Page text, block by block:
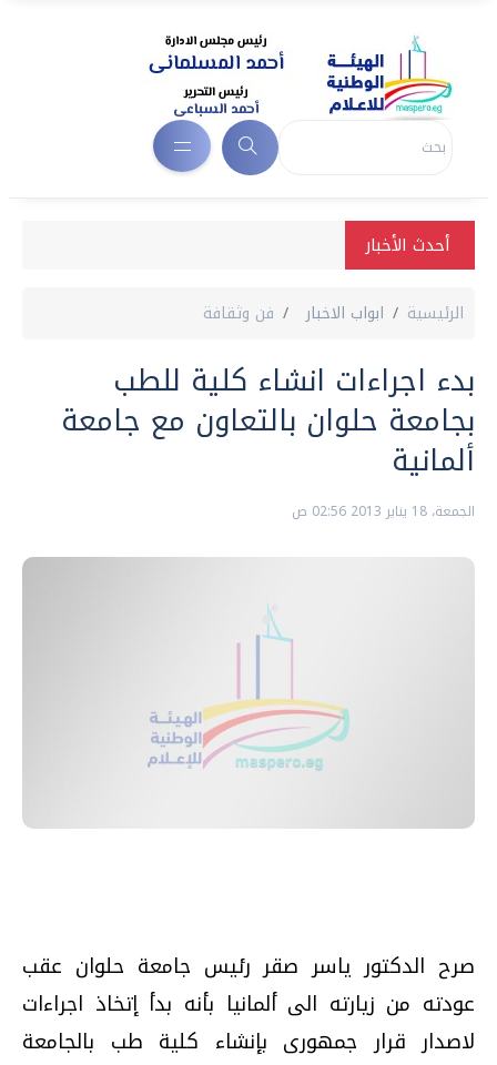
أحدث الأخبار
الرئيسية ابواب الاخبار فن وثقافة
بدء اجراءات انشاء كلية للطب
بجامعة حلوان بالتعاون مع جامعة
ألمانية
الجمعة، 18 يناير 2013 02:56 ص
صرح الدكتور ياسر صقر رئيس جامعة حلوان عقب
عودته من زيارته الى ألمانيا بأنه بدأ إتخاذ اجراءات
لاصدار قرار جمهورى بإنشاء كلية طب بالجامعة